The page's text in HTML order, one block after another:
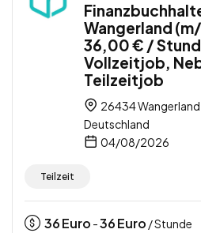
Wangerland
36,00 € /
Vollzeitjob,
Teilzeitjob
26434
Deutschland
04/08/2026
Teilzeit
36Euro -36Euro / Stunde